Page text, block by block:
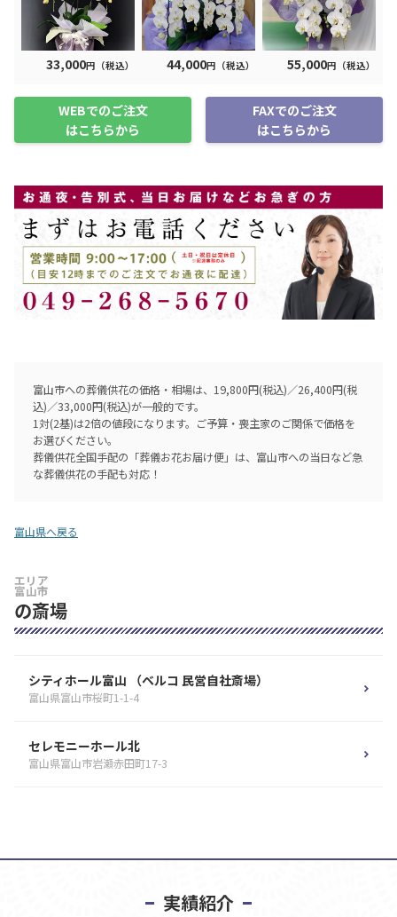
33,000円（税込） 44,000円（税込） 55,000円（税込）
WEBでのご注文
はこちらから
FAXでのご注文
はこちらから
富山市への葬儀供花の価格・相場は、19,800円(税込)／26,400円(税
込)／33,000円(税込)が一般的です。
1対(2基)は2倍の値段になります。ご予算・喪主家のご関係で価格を
お選びください。
葬儀供花全国手配の「葬儀お花お届け便」は、富山市への当日など急
な葬儀供花の手配も対応！
富山県へ戻る
エリア
富山市
の斎場
シティホール富山 （ベルコ 民営自社斎場）
富山県富山市桜町1-1-4
セレモニーホール北
富山県富山市岩瀬赤田町17-3
実績紹介